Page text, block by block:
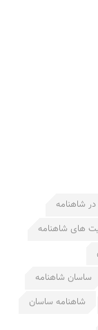
شاهنامه
های شاهنامه
ساسان شاهنامه
شاهنامه ساسان